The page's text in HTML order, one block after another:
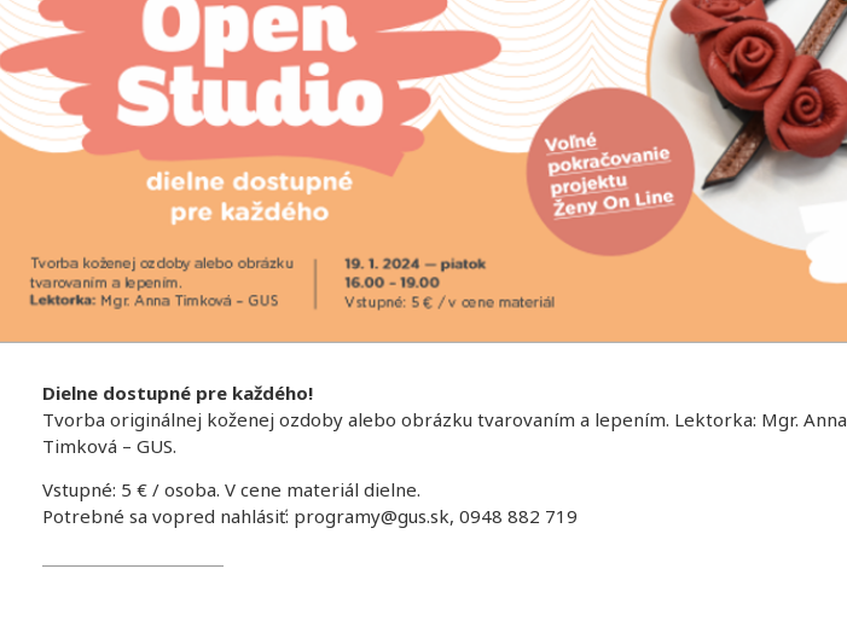
Dielne dostupné pre každého!
Tvorba originálnej koženej ozdoby alebo obrázku tvarovaním a lepením. Lektorka: Mgr. Anna
Timková – GUS.
Vstupné: 5 € / osoba. V cene materiál dielne.
Potrebné sa vopred nahlásiť: programy@gus.sk, 0948 882 719